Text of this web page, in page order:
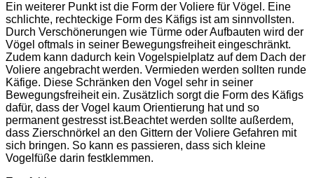
Ein weiterer Punkt ist die Form der Voliere für Vögel. Eine
schlichte, rechteckige Form des Käfigs ist am sinnvollsten.
Durch Verschönerungen wie Türme oder Aufbauten wird der
Vögel oftmals in seiner Bewegungsfreiheit eingeschränkt.
Zudem kann dadurch kein Vogelspielplatz auf dem Dach der
Voliere angebracht werden. Vermieden werden sollten runde
Käfige. Diese Schränken den Vogel sehr in seiner
Bewegungsfreiheit ein. Zusätzlich sorgt die Form des Käfigs
dafür, dass der Vogel kaum Orientierung hat und so
permanent gestresst ist.Beachtet werden sollte außerdem,
dass Zierschnörkel an den Gittern der Voliere Gefahren mit
sich bringen. So kann es passieren, dass sich kleine
Vogelfüße darin festklemmen.